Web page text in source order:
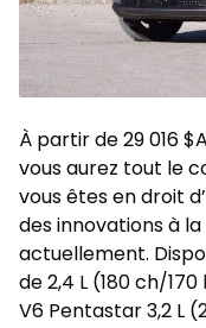
À partir de 29 016
vous aurez tout le
vous êtes en droit
des innovations à
actuellement.
de 2,4 L (180 ch/
V6 Pentastar 3,2 L